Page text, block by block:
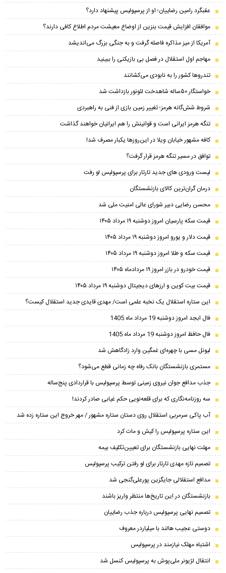
عقبگرد رامین رضاییان؛ او از پرسپولیس پیشنهاد دارد؟
موافقان افزایش قیمت بنزین از اوضاع معیشت مردم اطلاع کافی دارند؟
آمریکا از میز مذاکره فاصله گرفت و به جنگی بزرگ می‌اندیشد
مهاجم اول استقلال در فصل بی بازیکنی را ببینید
تندرو‌ها کشور را به نابودی می‌کشانند
خواستگار ۵۰ساله شاهدخت لئونور بازداشت شد
شروط شش‌گانه هرمز؛ تغییر زمین بازی از فنی به راهبردی
تنگه هرمز ایرانی است و قوانینش را هم ایرانیان خواهند گذاشت
کافه مشهور خیابان ویلا در این‌روزها یکبار مصرف شد!
توافق در مسیر تنگه هرمز قرار گرفت؟
لیست ورودی های جدید تارتار برای پرسپولیس لو رفت
درمان گران‌ترین کالای بازنشستگان
محسن رضایی دبیر شورای عالی امنیت ملی شد
قیمت سکه پارسیان امروز دوشنبه ۱۹ مرداد ۱۴۰۵
قیمت دلار و یورو امروز دوشنبه ۱۹ مرداد ۱۴۰۵
قیمت سکه و طلا امروز دوشنبه ۱۹ مرداد ۱۴۰۵
قیمت خودرو در بازر امروز ۱۹ مردادماه ۱۴۰۵
قیمت بیت کوین و ارز‌های دیجیتال دوشنبه ۱۹ مرداد ۱۴۰۵
این ستاره استقلال یک نخبه علمی است/ مهدی قایدی جدید استقلال کیست؟
فال ابجد امروز دوشنبه 19 مرداد ماه 1405
فال حافظ امروز دوشنبه 19 مرداد ماه 1405
لیونل مسی با چهره‌ای غمگین وارد زادگاهش شد
مستمری بازنشستگان بانک رفاه چه زمانی قطع می‌شود؟
جذب مدافع جوان نیروی زمینی توسط پرسپولیس با قراردادی پنج‌ساله
سه روزنامه‌نگاری که برای قلعه‌نویی حکم غیابی صادر کردند!
آب پاکی سرمربی استقلال روی دستان ستاره مشهور / مهر خروج این ستاره زده شد
این ستاره پرسپولیس را کیش و مات کرد
مهلت نهایی بازنشستگان برای تعیین‌تکلیف بیمه
تصمیم تازه مهدی تارتار برای لو رفتن ترکیب پرسپولیس
مدافع استقلالی جایگزین پورعلی‌گنجی شد
بازنشستگان در این تاریخ‌ها منتظر واریز باشند
تصمیم نهایی پرسپولیس درباره جذب رضاییان
دوستی عجیب هالند با میلیاردر معروف
اشتباه مهلک نیازمند در پرسپولیس
انتقال لژیونر ملی‌پوش به پرسپولیس کنسل شد